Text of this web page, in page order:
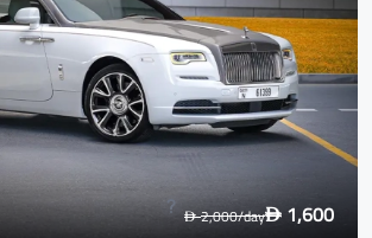
D 1,600
D2,000/day